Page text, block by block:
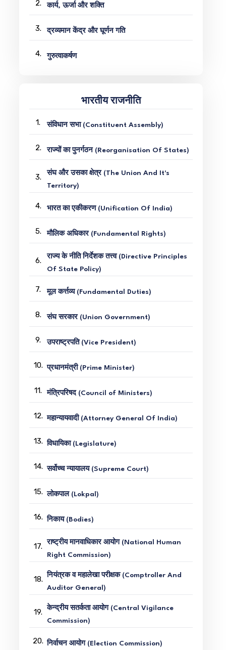
2. कार्य, ऊर्जा और शक्ति
3. द्रव्यमान केंद्र और घूर्णन गति
4. गुरुत्वाकर्षण
भारतीय राजनीति
1. संविधान सभा (Constituent Assembly)
2. राज्यों का पुनर्गठन (Reorganisation Of States)
3.
संघ और उसका क्षेत्र (The Union And It's
Territory)
4. भारत का एकीकरण (Unification Of India)
5. मौलिक अधिकार (Fundamental Rights)
6.
राज्य के नीति निर्देशक तत्त्व (Directive Principles
Of State Policy)
7. मूल कर्त्तव्य (Fundamental Duties)
8. संघ सरकार (Union Government)
9. उपराष्ट्रपति (Vice President)
10. प्रधानमंत्री (Prime Minister)
11. मंत्रिपरिषद (Council of Ministers)
12. महान्यायवादी (Attorney General Of India)
13. विधायिका (Legislature)
14. सर्वोच्च न्यायालय (Supreme Court)
15. लोकपाल (Lokpal)
16. निकाय (Bodies)
17.
राष्ट्रीय मानवाधिकार आयोग (National Human
Right Commission)
18.
नियंत्रक व महालेखा परीक्षक (Comptroller And
Auditor General)
19.
केन्द्रीय सतर्कता आयोग (Central Vigilance
Commission)
20. निर्वाचन आयोग (Election Commission)